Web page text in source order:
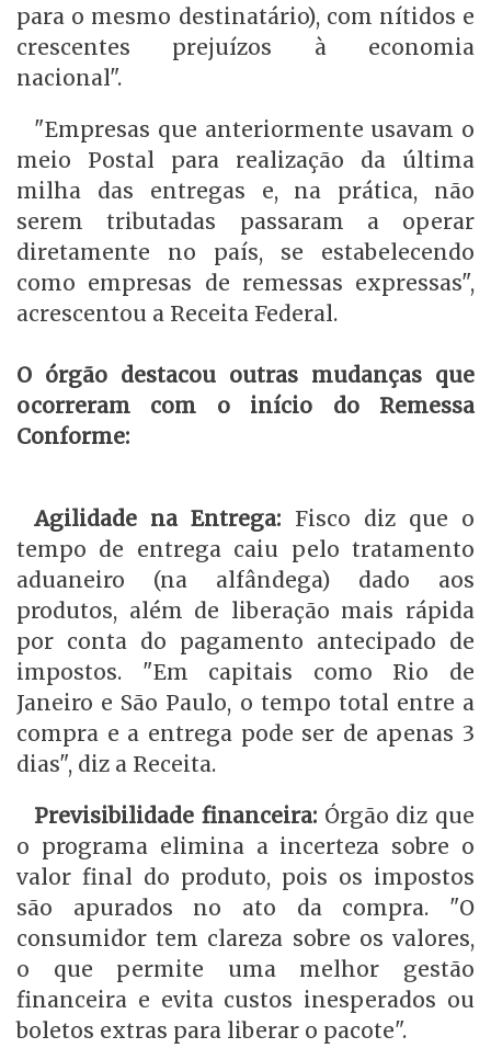
para o mesmo destinatário), com nítidos e
crescentes prejuízos à economia
nacional".
"Empresas que anteriormente usavam o
meio Postal para realização da última
milha das entregas e, na prática, não
serem tributadas passaram a operar
diretamente no país, se estabelecendo
como empresas de remessas expressas",
acrescentou a Receita Federal.
O órgão destacou outras mudanças que
ocorreram com o início do Remessa
Conforme:
Agilidade na Entrega: Fisco diz que o
tempo de entrega caiu pelo tratamento
aduaneiro (na alfândega) dado aos
produtos, além de liberação mais rápida
por conta do pagamento antecipado de
impostos. "Em capitais como Rio de
Janeiro e São Paulo, o tempo total entre a
compra e a entrega pode ser de apenas 3
dias", diz a Receita.
Previsibilidade financeira:Órgão diz que
o programa elimina a incerteza sobre o
valor final do produto, pois os impostos
são apurados no ato da compra. "O
consumidor tem clareza sobre os valores,
o que permite uma melhor gestão
financeira e evita custos inesperados ou
boletos extras para liberar o pacote".